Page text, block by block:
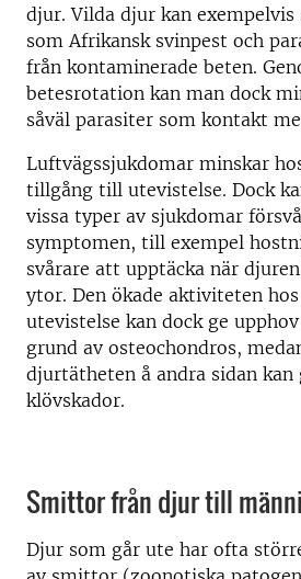
djur. Vilda djur kan
som Afrikansk svinpest och
från kontaminerade beten.
betesrotation kan man dock
såväl parasiter som kontakt
Luftvägssjukdomar minskar
tillgång till utevistelse. Dock
vissa typer av sjukdomar
symptomen, till exempel
svårare att upptäcka när
ytor. Den ökade aktiviteten
utevistelse kan dock ge
grund av osteochondros,
djurtätheten å andra sidan kan
klövskador.
Smittor från djur till
Djur som går ute har ofta